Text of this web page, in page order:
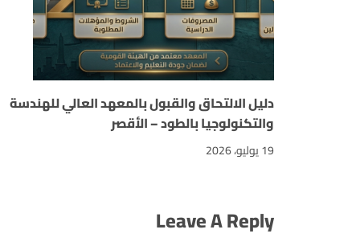
دليل الالتحاق والقبول بالمعهد العالي للهندسة
والتكنولوجيا بالطود – الأقصر
19 يوليو، 2026
Leave A Reply